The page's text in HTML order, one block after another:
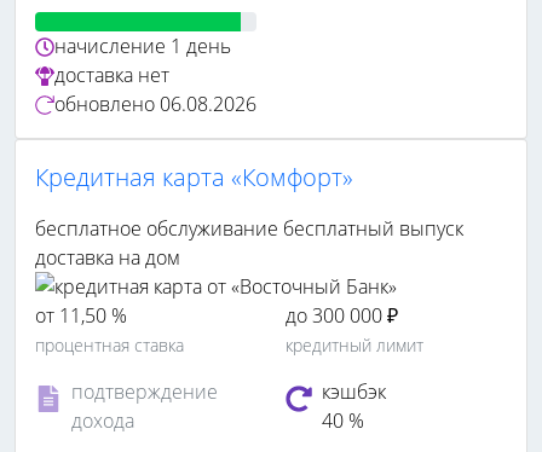
начисление 1 день
доставка нет
обновлено 06.08.2026
Кредитная карта «Комфорт»
бесплатное обслуживание бесплатный выпуск
доставка на дом
от 11,50 %
процентная ставка
до 300 000 ₽
кредитный лимит
подтверждение
дохода
кэшбэк
40 %